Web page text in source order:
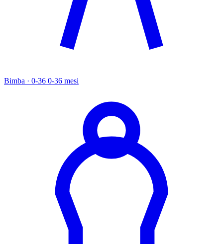
Bimba · 0-36 0-36 mesi